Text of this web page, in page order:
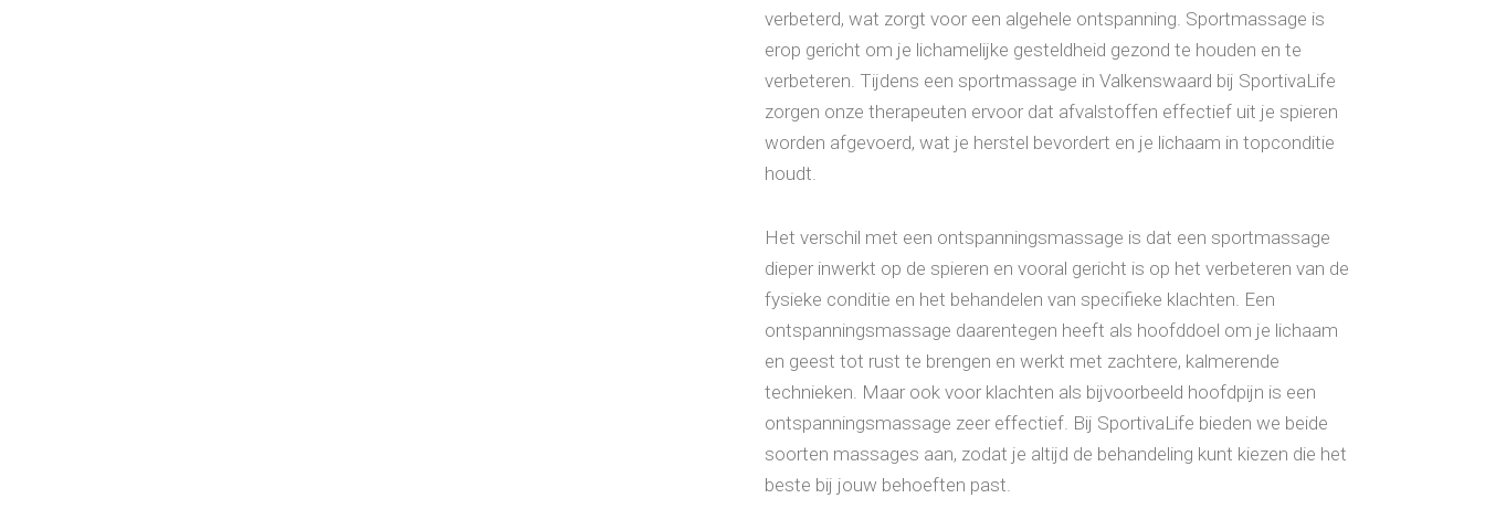
verbeterd, wat zorgt voor een algehele ontspanning. Sportmassage is
erop gericht om je lichamelijke gesteldheid gezond te houden en te
verbeteren. Tijdens een sportmassage in Valkenswaard bij SportivaLife
zorgen onze therapeuten ervoor dat afvalstoffen effectief uit je spieren
worden afgevoerd, wat je herstel bevordert en je lichaam in topconditie
houdt.
Het verschil met een ontspanningsmassage is dat een sportmassage
dieper inwerkt op de spieren en vooral gericht is op het verbeteren van de
fysieke conditie en het behandelen van specifieke klachten. Een
ontspanningsmassage daarentegen heeft als hoofddoel om je lichaam
en geest tot rust te brengen en werkt met zachtere, kalmerende
technieken. Maar ook voor klachten als bijvoorbeeld hoofdpijn is een
ontspanningsmassage zeer effectief. Bij SportivaLife bieden we beide
soorten massages aan, zodat je altijd de behandeling kunt kiezen die het
beste bij jouw behoeften past.